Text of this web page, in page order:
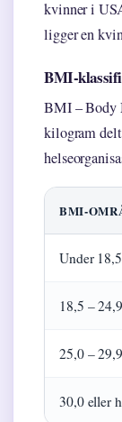
kvinner i
ligger en
BMI-
BMI – Body
kilogram
BMI-
Under 18,5
18,5 – 24,9
25,0 – 29,9
30,0 eller